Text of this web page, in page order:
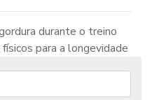
durante o treino
para a longevidade